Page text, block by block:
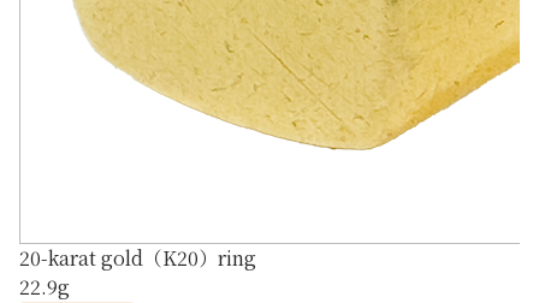
20-karat gold（K20）ring
22.9g